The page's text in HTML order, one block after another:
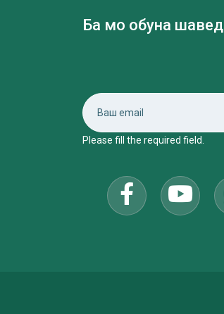
Ба мо обуна шавед
Please fill the required field.